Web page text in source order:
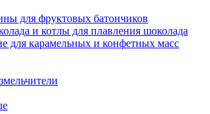
для фруктовых батончиков
и котлы для плавления шоколада
для карамельных и конфетных масс